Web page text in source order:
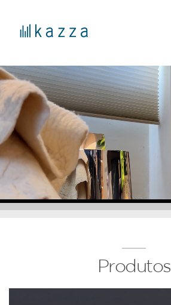
Produtos